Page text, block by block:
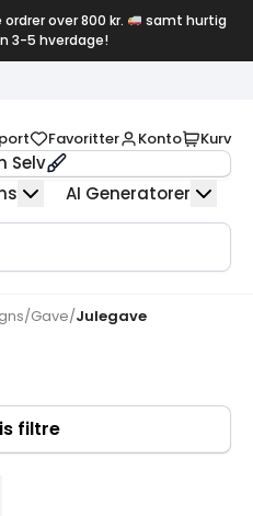
over 800 kr.
samt hurtig
3-5 hverdage!
Favoritter Konto Kurv
Selv
AI Generatorer
/Gave/Julegave
filtre